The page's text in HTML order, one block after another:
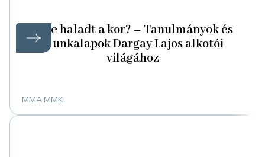
Vele haladt a kor? – Tanulmányok és
munkalapok Dargay Lajos alkotói
világához
MMA MMKI